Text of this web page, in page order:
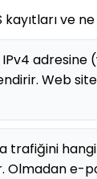
kayıtları ve
IPv4 adresine
Web
trafiğini
Olmadan e-